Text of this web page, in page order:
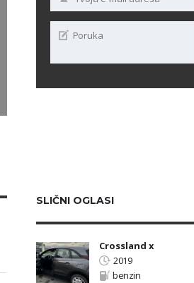
SLIČNI OGLASI
Crossland x
2019
benzin